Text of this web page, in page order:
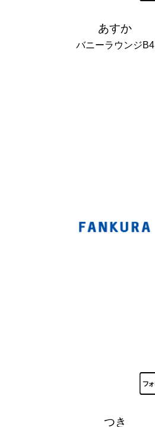
あすか
バニーラウンジB4
つき